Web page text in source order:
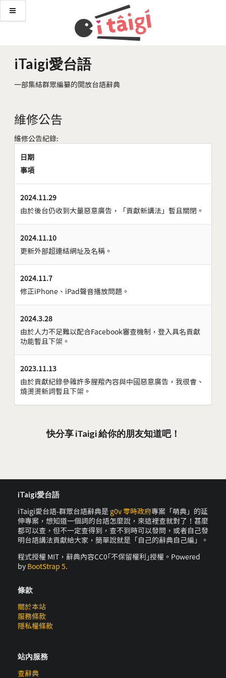
iTaigi愛台語
一部集結群眾編纂的開放台語辭典
維修公告
維修公告紀錄:
日期
事項
2024.11.29
由於後台仍收到大量惡意廣告，「貢獻新講法」暫且關閉。
2024.11.10
更新外部超連結網址及名稱。
2024.11.7
修正iPhone、iPad聲音播放問題。
2024.3.28
由於人力不足難以配合Facebook審查機制，登入具名貢獻
功能暫且下架。
2023.11.13
由於貢獻紀錄參雜許多腥羶內容與中國惡意廣告，我很會、
燒燙燙新詞暫且下架。
快分享 iTaigi 給你的朋友知道吧！
iTaigi愛台語
iTaigi愛台語-群眾台語辭典是 g0v 零時政府專案「萌典」的延
伸專案，想知道一個詞的台語怎麼說，來這裡查就對了！甚麼
都可以查，但不一定查得到，查不到時可以發問，或者自己發
明台語講法貢獻給大家，簡單說就是「自己的辭典自己編」。
程式授權 MIT，辭典內容CC0｢不保留權利｣授權。Powered
by BootStrap 5.
條款
關於本站
服務條款
隱私權條款
站內服務
查辭典